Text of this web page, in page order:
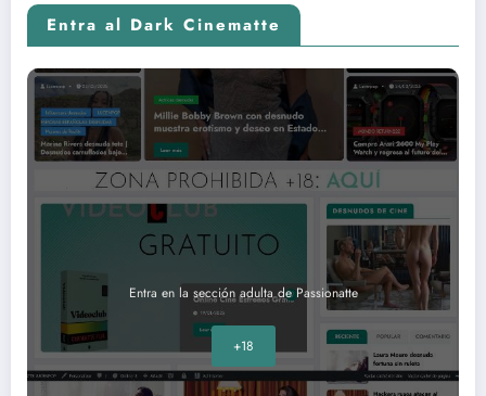
Entra al Dark Cinematte
Entra en la sección adulta de Passionatte
+18